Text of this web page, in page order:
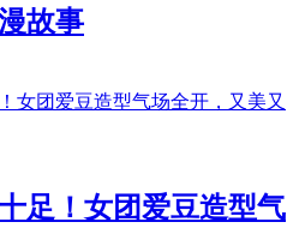
故事
足！女团爱豆造型气